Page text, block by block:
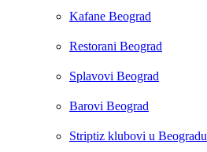
Kafane Beograd
Restorani Beograd
Splavovi Beograd
Barovi Beograd
Striptiz klubovi u Beogradu